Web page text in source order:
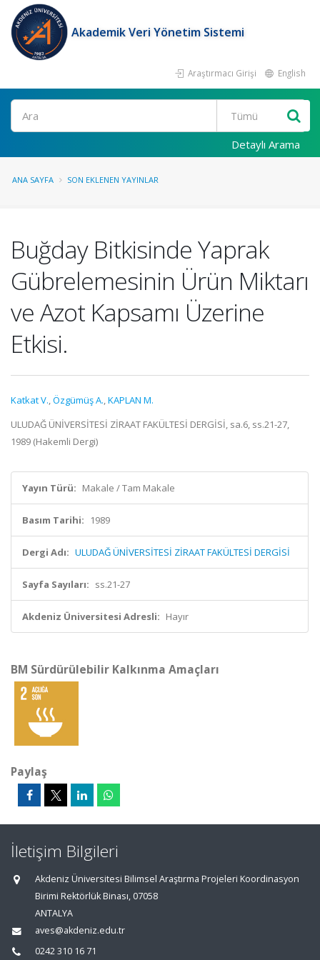
Akademik Veri Yönetim Sistemi
Araştırmacı Girişi English
Ara
Detaylı Arama
ANA SAYFA SON EKLENEN YAYINLAR
Buğday Bitkisinde Yaprak
Gübrelemesinin Ürün Miktarı
ve Azot Kapsamı Üzerine
Etkisi.
Katkat V.,Özgümüş A.,KAPLAN M.
ULUDAĞ ÜNİVERSİTESİ ZİRAAT FAKÜLTESİ DERGİSİ, sa.6, ss.21-27,
1989 (Hakemli Dergi)
Yayın Türü: Makale / Tam Makale
Basım Tarihi: 1989
Dergi Adı: ULUDAĞ ÜNİVERSİTESİ ZİRAAT FAKÜLTESİ DERGİSİ
Sayfa Sayıları: ss.21-27
Akdeniz Üniversitesi Adresli: Hayır
BM Sürdürülebilir Kalkınma Amaçları
Paylaş
İletişim Bilgileri
Akdeniz Üniversitesi Bilimsel Araştırma Projeleri Koordinasyon
Birimi Rektörlük Binası, 07058
ANTALYA
aves@akdeniz.edu.tr
0242 310 16 71